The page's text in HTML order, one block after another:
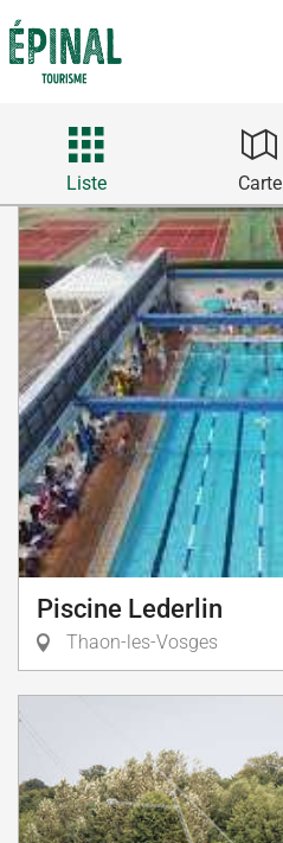
Liste Carte
Piscine Lederlin
Thaon-les-Vosges